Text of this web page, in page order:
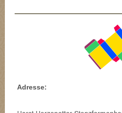
Adresse: